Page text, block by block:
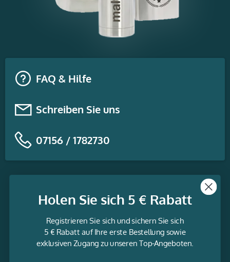
FAQ & Hilfe
Schreiben Sie uns
07156 / 1782730
Informationen
Holen Sie sich 5 € Rabatt
Registrieren Sie sich und sichern Sie sich
5 € Rabatt auf Ihre erste Bestellung sowie
exklusiven Zugang zu unseren Top-Angeboten.